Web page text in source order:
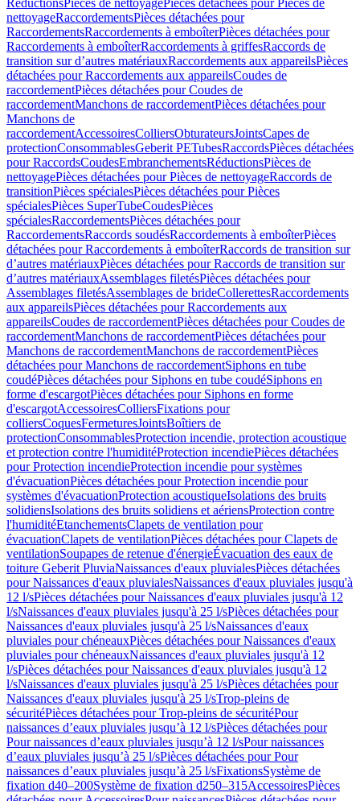
RéductionsPièces de nettoyagePièces détachées pour Pièces de
nettoyageRaccordementsPièces détachées pour
RaccordementsRaccordements à emboîterPièces détachées pour
Raccordements à emboîterRaccordements à griffesRaccords de
transition sur d’autres matériauxRaccordements aux appareilsPièces
détachées pour Raccordements aux appareilsCoudes de
raccordementPièces détachées pour Coudes de
raccordementManchons de raccordementPièces détachées pour
Manchons de
raccordementAccessoiresColliersObturateursJointsCapes de
protectionConsommablesGeberit PETubesRaccordsPièces détachées
pour RaccordsCoudesEmbranchementsRéductionsPièces de
nettoyagePièces détachées pour Pièces de nettoyageRaccords de
transitionPièces spécialesPièces détachées pour Pièces
spécialesPièces SuperTubeCoudesPièces
spécialesRaccordementsPièces détachées pour
RaccordementsRaccords soudésRaccordements à emboîterPièces
détachées pour Raccordements à emboîterRaccords de transition sur
d’autres matériauxPièces détachées pour Raccords de transition sur
d’autres matériauxAssemblages filetésPièces détachées pour
Assemblages filetésAssemblages de brideCollerettesRaccordements
aux appareilsPièces détachées pour Raccordements aux
appareilsCoudes de raccordementPièces détachées pour Coudes de
raccordementManchons de raccordementPièces détachées pour
Manchons de raccordementManchons de raccordementPièces
détachées pour Manchons de raccordementSiphons en tube
coudéPièces détachées pour Siphons en tube coudéSiphons en
forme d'escargotPièces détachées pour Siphons en forme
d'escargotAccessoiresColliersFixations pour
colliersCoquesFermeturesJointsBoîtiers de
protectionConsommablesProtection incendie, protection acoustique
et protection contre l'humiditéProtection incendiePièces détachées
pour Protection incendieProtection incendie pour systèmes
d'évacuationPièces détachées pour Protection incendie pour
systèmes d'évacuationProtection acoustiqueIsolations des bruits
solidiensIsolations des bruits solidiens et aériensProtection contre
l'humiditéEtanchementsClapets de ventilation pour
évacuationClapets de ventilationPièces détachées pour Clapets de
ventilationSoupapes de retenue d'énergieÉvacuation des eaux de
toiture Geberit PluviaNaissances d'eaux pluvialesPièces détachées
pour Naissances d'eaux pluvialesNaissances d'eaux pluviales jusqu'à
12 l/sPièces détachées pour Naissances d'eaux pluviales jusqu'à 12
l/sNaissances d'eaux pluviales jusqu'à 25 l/sPièces détachées pour
Naissances d'eaux pluviales jusqu'à 25 l/sNaissances d'eaux
pluviales pour chéneauxPièces détachées pour Naissances d'eaux
pluviales pour chéneauxNaissances d'eaux pluviales jusqu'à 12
l/sPièces détachées pour Naissances d'eaux pluviales jusqu'à 12
l/sNaissances d'eaux pluviales jusqu'à 25 l/sPièces détachées pour
Naissances d'eaux pluviales jusqu'à 25 l/sTrop-pleins de
sécuritéPièces détachées pour Trop-pleins de sécuritéPour
naissances d’eaux pluviales jusqu’à 12 l/sPièces détachées pour
Pour naissances d’eaux pluviales jusqu’à 12 l/sPour naissances
d’eaux pluviales jusqu’à 25 l/sPièces détachées pour Pour
naissances d’eaux pluviales jusqu’à 25 l/sFixationsSystème de
fixation d40–200Système de fixation d250–315AccessoiresPièces